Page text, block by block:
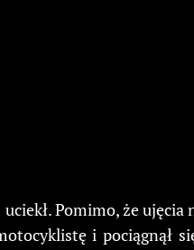
Pomimo, że
i pociągnął